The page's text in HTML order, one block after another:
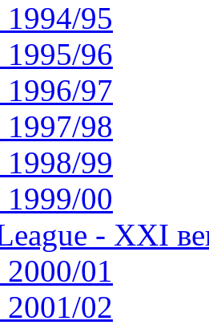
1994/95
1995/96
1996/97
1997/98
1998/99
1999/00
- XXI
01
2001/02